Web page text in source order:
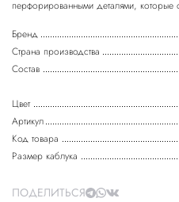
Бренд
Страна производства
Состав
Цвет
Артикул
Код товара
Размер каблука
ПОДЕЛИТЬСЯ